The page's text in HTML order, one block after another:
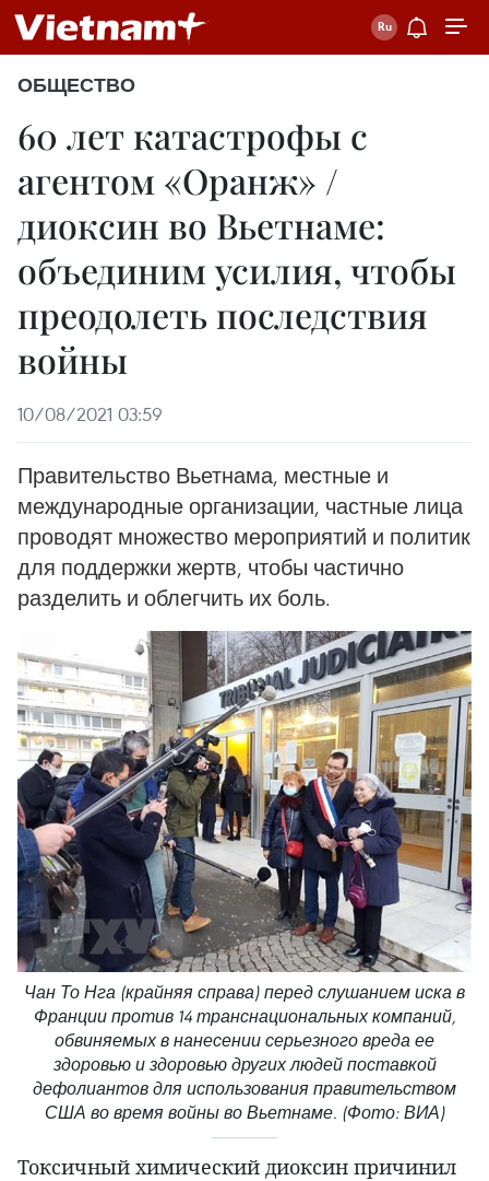
ОБЩЕСТВО
60 лет катастрофы с
агентом «Оранж» /
диоксин во Вьетнаме:
объединим усилия, чтобы
преодолеть последствия
войны
10/08/2021 03:59
Правительство Вьетнама, местные и
международные организации, частные лица
проводят множество мероприятий и политик
для поддержки жертв, чтобы частично
разделить и облегчить их боль.
Чан То Нга (крайняя справа) перед слушанием иска в
Франции против 14 транснациональных компаний,
обвиняемых в нанесении серьезного вреда ее
здоровью и здоровью других людей поставкой
дефолиантов для использования правительством
США во время войны во Вьетнаме. (Фото: ВИА)
Токсичный химический диоксин причинил